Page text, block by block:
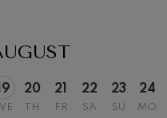
19 20
TH
21
FR
22
SA
23
SU
24
MO